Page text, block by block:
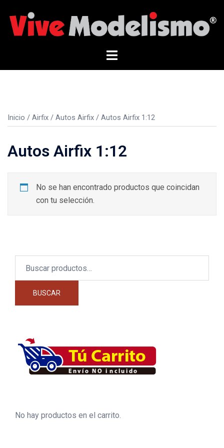
contenido
Alternar
Inicio / Airfix / Autos Airfix / Autos Airfix 1:12
Autos Airfix 1:12
No se han encontrado productos que coincidan
con tu selección.
por:
BUSCAR
No hay productos en el carrito.